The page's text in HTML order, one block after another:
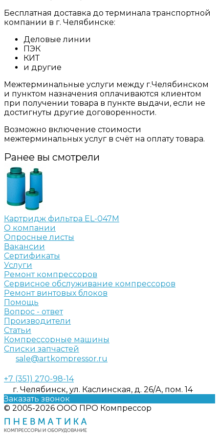
Бесплатная доставка до терминала транспортной
компании в г. Челябинске:
Деловые линии
ПЭК
КИТ
и другие
Межтерминальные услуги между г.Челябинском
и пунктом назначения оплачиваются клиентом
при получении товара в пункте выдачи, если не
достигнуты другие договоренности.
Возможно включение стоимости
межтерминальных услуг в счёт на оплату товара.
Ранее вы смотрели
Картридж фильтра EL-047M
О компании
Опросные листы
Вакансии
Сертификаты
Услуги
Ремонт компрессоров
Сервисное обслуживание компрессоров
Ремонт винтовых блоков
Помощь
Вопрос - ответ
Производители
Статьи
Компрессорные машины
Списки запчастей
sale@artkompressor.ru
+7 (351) 270-98-14
г. Челябинск, ул. Каслинская, д. 26/А, пом. 14
Заказать звонок
© 2005-2026 ООО ПРО Компрессор